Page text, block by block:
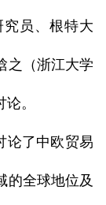
究员、根特大
之（浙江大学
。
论了中欧贸易
的全球地位及